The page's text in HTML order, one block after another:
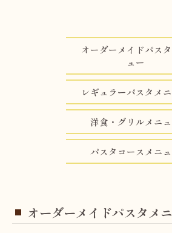
オーダーメイドパス
ュー
レギュラーパスタメ
洋食・グリルメニ
パスタコースメニ
オーダーメイドパスタメ